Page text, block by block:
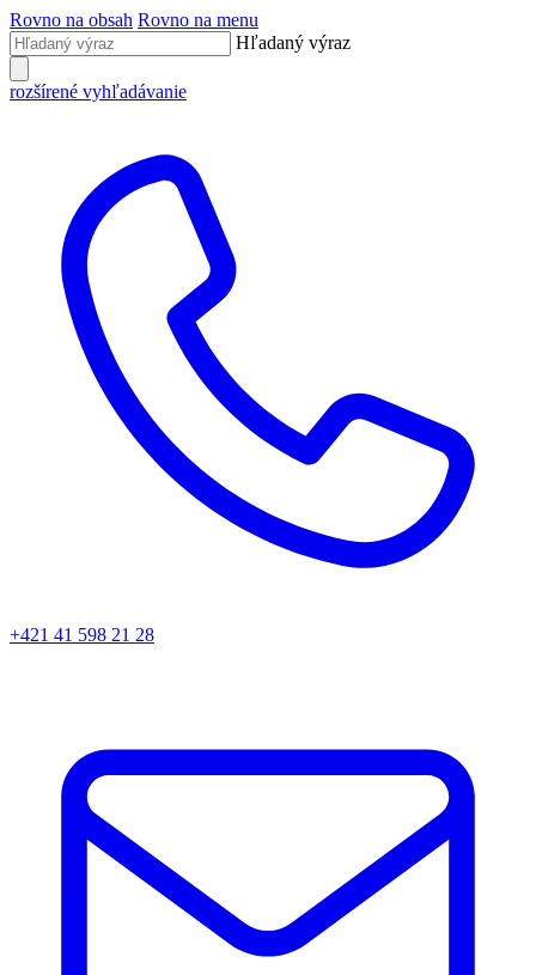
Rovno na obsah Rovno na menu
Hľadaný výraz
rozšírené vyhľadávanie
+421 41 598 21 28